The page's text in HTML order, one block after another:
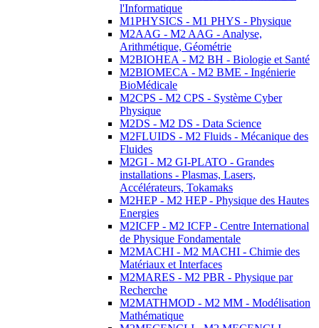
l'Informatique
M1PHYSICS - M1 PHYS - Physique
M2AAG - M2 AAG - Analyse,
Arithmétique, Géométrie
M2BIOHEA - M2 BH - Biologie et Santé
M2BIOMECA - M2 BME - Ingénierie
BioMédicale
M2CPS - M2 CPS - Système Cyber
Physique
M2DS - M2 DS - Data Science
M2FLUIDS - M2 Fluids - Mécanique des
Fluides
M2GI - M2 GI-PLATO - Grandes
installations - Plasmas, Lasers,
Accélérateurs, Tokamaks
M2HEP - M2 HEP - Physique des Hautes
Energies
M2ICFP - M2 ICFP - Centre International
de Physique Fondamentale
M2MACHI - M2 MACHI - Chimie des
Matériaux et Interfaces
M2MARES - M2 PBR - Physique par
Recherche
M2MATHMOD - M2 MM - Modélisation
Mathématique